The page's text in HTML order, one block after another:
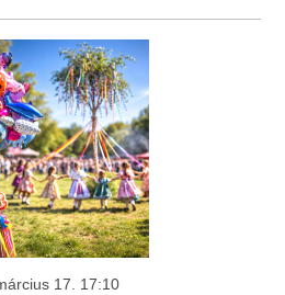
17. 17:10